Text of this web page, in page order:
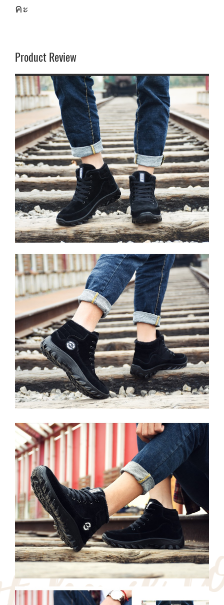
คะ
Product Review